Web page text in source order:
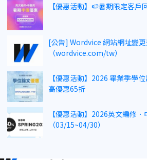
【優惠活動】🍉暑期限定客戶
[公告] Wordvice 網站網址變
（wordvice.com/tw）
【優惠活動】2026 畢業季學
高優惠65折
【優惠活動】2026英文編修
（03/15~04/30）